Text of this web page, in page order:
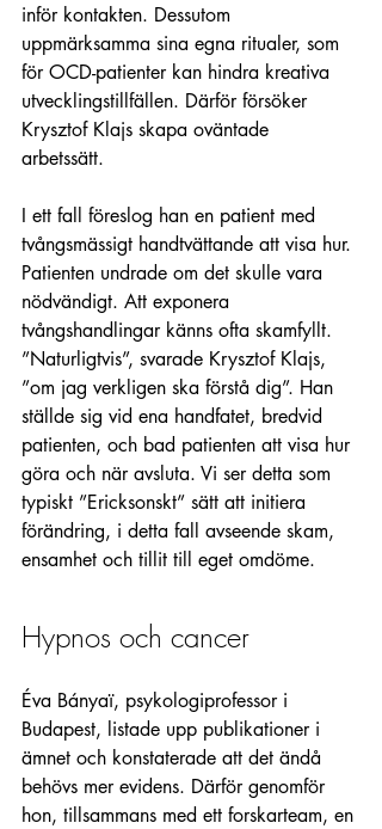
inför kontakten. Dessutom
uppmärksamma sina egna ritualer, som
för OCD-patienter kan hindra kreativa
utvecklingstillfällen. Därför försöker
Krysztof Klajs skapa oväntade
arbetssätt.
I ett fall föreslog han en patient med
tvångsmässigt handtvättande att visa hur.
Patienten undrade om det skulle vara
nödvändigt. Att exponera
tvångshandlingar känns ofta skamfyllt.
”Naturligtvis”, svarade Krysztof Klajs,
”om jag verkligen ska förstå dig”. Han
ställde sig vid ena handfatet, bredvid
patienten, och bad patienten att visa hur
göra och när avsluta. Vi ser detta som
typiskt ”Ericksonskt” sätt att initiera
förändring, i detta fall avseende skam,
ensamhet och tillit till eget omdöme.
Hypnos och cancer
Éva Bányaï, psykologiprofessor i
Budapest, listade upp publikationer i
ämnet och konstaterade att det ändå
behövs mer evidens. Därför genomför
hon, tillsammans med ett forskarteam, en